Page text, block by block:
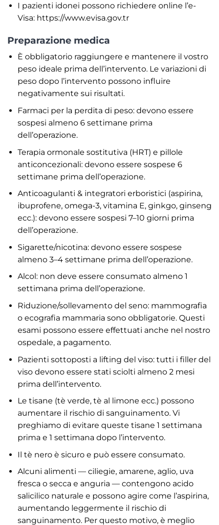
I pazienti idonei possono richiedere online l’e-
Visa: https://www.evisa.gov.tr
Preparazione medica
È obbligatorio raggiungere e mantenere il vostro
peso ideale prima dell’intervento. Le variazioni di
peso dopo l’intervento possono influire
negativamente sui risultati.
Farmaci per la perdita di peso: devono essere
sospesi almeno 6 settimane prima
dell’operazione.
Terapia ormonale sostitutiva (HRT) e pillole
anticoncezionali: devono essere sospese 6
settimane prima dell’operazione.
Anticoagulanti & integratori erboristici (aspirina,
ibuprofene, omega-3, vitamina E, ginkgo, ginseng
ecc.): devono essere sospesi 7–10 giorni prima
dell’operazione.
Sigarette/nicotina: devono essere sospese
almeno 3–4 settimane prima dell’operazione.
Alcol: non deve essere consumato almeno 1
settimana prima dell’operazione.
Riduzione/sollevamento del seno: mammografia
o ecografia mammaria sono obbligatorie. Questi
esami possono essere effettuati anche nel nostro
ospedale, a pagamento.
Pazienti sottoposti a lifting del viso: tutti i filler del
viso devono essere stati sciolti almeno 2 mesi
prima dell’intervento.
Le tisane (tè verde, tè al limone ecc.) possono
aumentare il rischio di sanguinamento. Vi
preghiamo di evitare queste tisane 1 settimana
prima e 1 settimana dopo l’intervento.
Il tè nero è sicuro e può essere consumato.
Alcuni alimenti — ciliegie, amarene, aglio, uva
fresca o secca e anguria — contengono acido
salicilico naturale e possono agire come l’aspirina,
aumentando leggermente il rischio di
sanguinamento. Per questo motivo, è meglio